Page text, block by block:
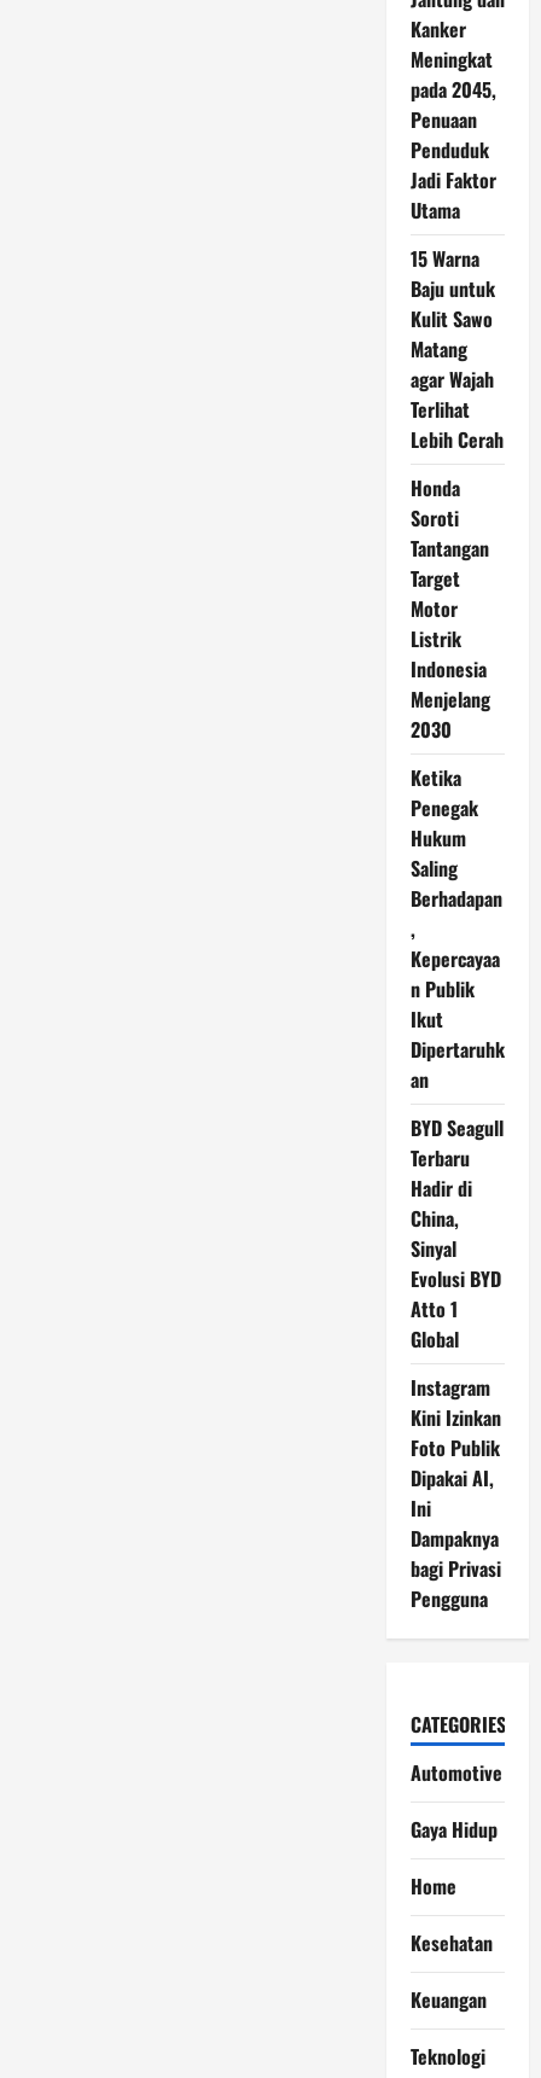
Kanker
Meningkat
pada 2045,
Penuaan
Penduduk
Jadi Faktor
Utama
15 Warna
Baju untuk
Kulit Sawo
Matang
agar Wajah
Terlihat
Lebih Cerah
Honda
Soroti
Tantangan
Target
Motor
Listrik
Indonesia
Menjelang
2030
Ketika
Penegak
Hukum
Saling
Berhadapan
,
Kepercayaa
n Publik
Ikut
Dipertaruhk
an
BYD Seagull
Terbaru
Hadir di
China,
Sinyal
Evolusi BYD
Atto 1
Global
Instagram
Kini Izinkan
Foto Publik
Dipakai AI,
Ini
Dampaknya
bagi Privasi
Pengguna
CATEGORIES
Automotive
Gaya Hidup
Home
Kesehatan
Keuangan
Teknologi